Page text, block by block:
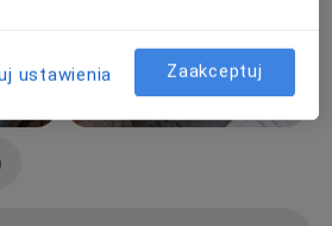
ustawienia Zaakceptuj